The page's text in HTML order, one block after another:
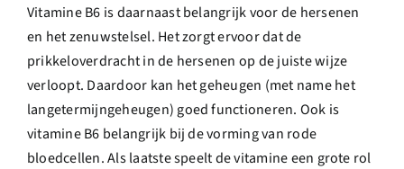
Vitamine B6 is daarnaast belangrijk voor de hersenen
en het zenuwstelsel. Het zorgt ervoor dat de
prikkeloverdracht in de hersenen op de juiste wijze
verloopt. Daardoor kan het geheugen (met name het
langetermijngeheugen) goed functioneren. Ook is
vitamine B6 belangrijk bij de vorming van rode
bloedcellen. Als laatste speelt de vitamine een grote rol